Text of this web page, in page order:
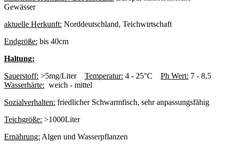
Gewässer
aktuelle Herkunft: Norddeutschland, Teichwirtschaft
Endgröße: bis 40cm
Haltung:
Sauerstoff: >5mg/Liter Temperatur: 4 - 25°C Ph Wert: 7 - 8,5
Wasserhärte: weich - mittel
Sozialverhalten: friedlicher Schwarmfisch, sehr anpassungsfähig
Teichgröße: >1000Liter
Ernährung: Algen und Wasserpflanzen